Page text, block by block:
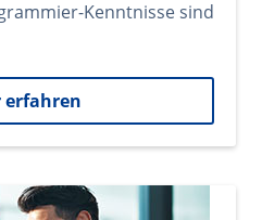
Kenntnisse sind
erfahren